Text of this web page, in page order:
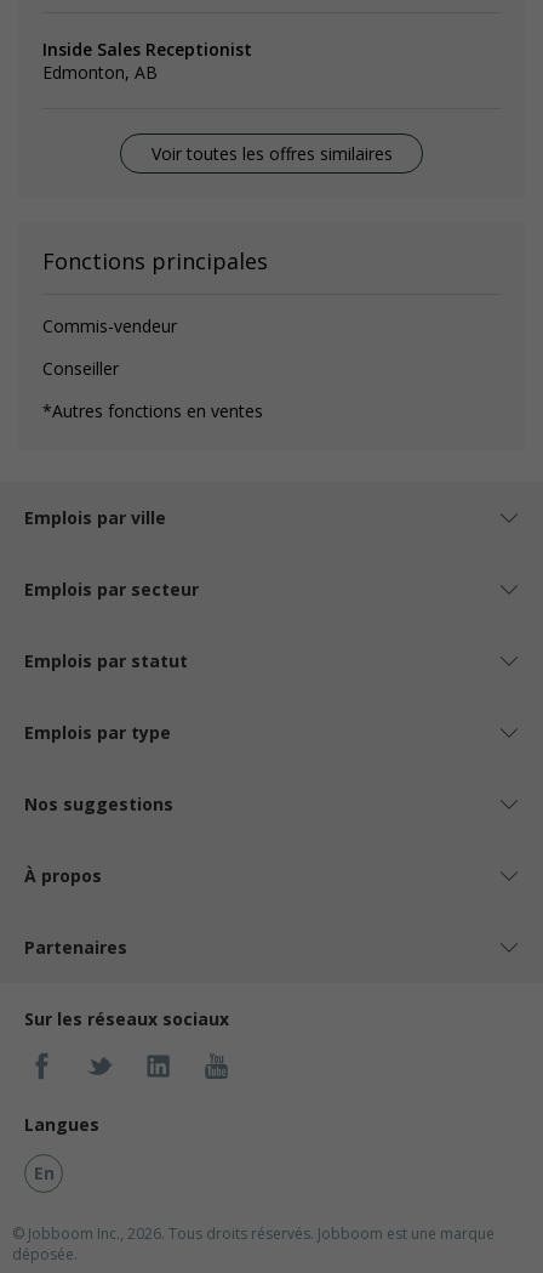
Inside Sales Receptionist
Edmonton, AB
Voir toutes les offres similaires
Fonctions principales
Commis-vendeur
Conseiller
*Autres fonctions en ventes
Emplois par ville
Emplois par secteur
Emplois par statut
Emplois par type
Nos suggestions
À propos
Partenaires
Sur les réseaux sociaux
Langues
En
© Jobboom Inc., 2026. Tous droits réservés. Jobboom est une marque
déposée.